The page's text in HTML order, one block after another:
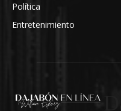
Política
Entretenimiento